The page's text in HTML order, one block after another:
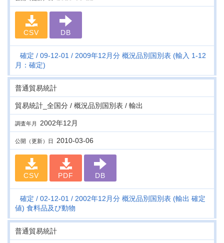
CSV DB
確定 09-12-01
2009年12月分 概況品別国別表 (輸入 1-12
月：確定)
普通貿易統計
貿易統計_全国分 / 概況品別国別表 / 輸出
調査年月 2002年12月
公開（更新）日 2010-03-06
CSV PDF DB
確定 02-12-01
2002年12月分 概況品別国別表 (輸出 確定
値) 食料品及び動物
普通貿易統計